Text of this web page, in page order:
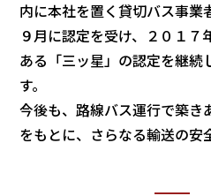
内に本社を置く貸切バス事
９月に認定を受け、２０１
ある「三ッ星」の認定を継続
す。
今後も、路線バス運行で築き
をもとに、さらなる輸送の安